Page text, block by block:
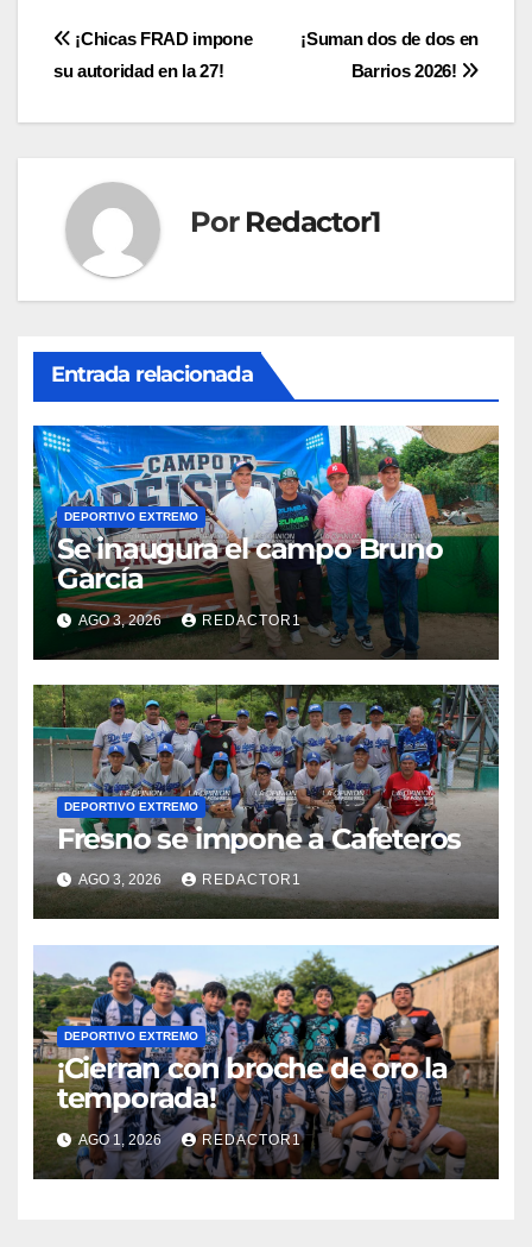
Navegación
¡Suman dos de dos en
Barrios 2026!
¡Chicas FRAD impone
su autoridad en la 27!
Por Redactor1
Entrada relacionada
DEPORTIVO EXTREMO
Se inaugura el campo Bruno
García
AGO 3, 2026 REDACTOR1
DEPORTIVO EXTREMO
Fresno se impone a Cafeteros
AGO 3, 2026 REDACTOR1
DEPORTIVO EXTREMO
¡Cierran con broche de oro la
temporada!
AGO 1, 2026 REDACTOR1